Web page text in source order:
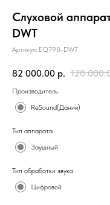
Слуховой
DWT
Артикул: EQ798-DWT
82 000.00 р. 120
Производитель
ReSound(Дания)
Тип аппарата
Заушный
Тип обработки звука
Цифровой